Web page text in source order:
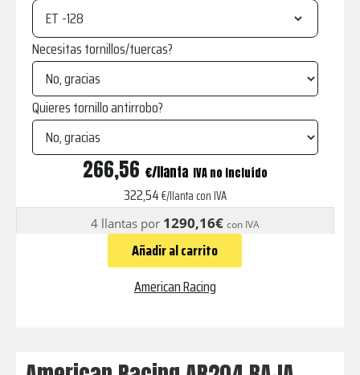
ET
Necesitas tornillos/tuercas?
Quieres tornillo antirrobo?
DUALLY
SATIN
266,56 € IVA no incluído
322,54€/llanta con IVA
4 llantas por 1290,16€ con IVA
Añadir al carrito
American Racing